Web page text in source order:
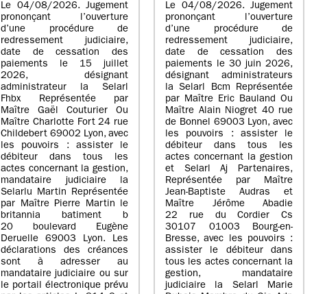
Le 04/08/2026. Jugement
prononçant l’ouverture
d’une procédure de
redressement judiciaire,
date de cessation des
paiements le 15 juillet
2026, désignant
administrateur la Selarl
Fhbx Représentée par
Maître Gaël Couturier Ou
Maître Charlotte Fort 24 rue
Childebert 69002 Lyon, avec
les pouvoirs : assister le
débiteur dans tous les
actes concernant la gestion,
mandataire judiciaire la
Selarlu Martin Représentée
par Maître Pierre Martin le
britannia batiment b
20 boulevard Eugène
Deruelle 69003 Lyon. Les
déclarations des créances
sont à adresser au
mandataire judiciaire ou sur
le portail électronique prévu
Le 04/08/2026. Jugement
prononçant l’ouverture
d’une procédure de
redressement judiciaire,
date de cessation des
paiements le 30 juin 2026,
désignant administrateurs
la Selarl Bcm Représentée
par Maître Eric Bauland Ou
Maître Alain Niogret 40 rue
de Bonnel 69003 Lyon, avec
les pouvoirs : assister le
débiteur dans tous les
actes concernant la gestion
et Selarl Aj Partenaires,
Représentée par Maître
Jean-Baptiste Audras et
Maître Jérôme Abadie
22 rue du Cordier Cs
30107 01003 Bourg-en-
Bresse, avec les pouvoirs :
assister le débiteur dans
tous les actes concernant la
gestion, mandataire
judiciaire la Selarl Marie